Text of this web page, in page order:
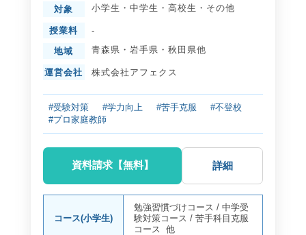
対象 小学生 ・ 中学生 ・ 高校生 ・ その他
授業料 -
地域 青森県 ・ 岩手県 ・ 秋田県他
運営会社 株式会社アフェクス
#受験対策 #学力向上 #苦手克服
#不登校
#プロ家庭教師
資料請求【無料】 詳細
コース(小学生)
勉強習慣づけコース /中学受
験対策コース /苦手科目克服
コース
他